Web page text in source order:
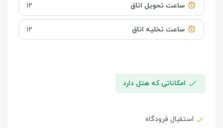
ساعت تحویل اتاق ۱۲
ساعت تخلیه اتاق ۱۲
امکاناتی که هتل دارد
استقبال فرودگاه